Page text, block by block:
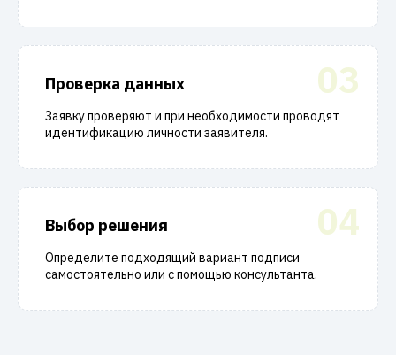
03
Проверка данных
Заявку проверяют и при необходимости проводят
идентификацию личности заявителя.
04
Выбор решения
Определите подходящий вариант подписи
самостоятельно или с помощью консультанта.